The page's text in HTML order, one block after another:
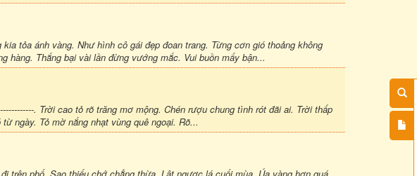
kia tỏa ánh vàng. Như hình cô gái đẹp đoan trang. Từng cơn gió thoảng không
hàng. Thắng bại vài lần đừng vướng mắc. Vui buồn mấy bận...
. Trời cao tỏ rõ trăng mơ mộng. Chén rượu chung tình rót đãi ai. Trời thấp
ngày. Tỏ mờ nắng nhạt vùng quê ngoại. Rõ...